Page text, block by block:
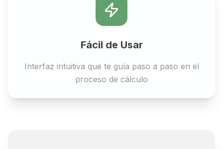
Fácil de Usar
Interfaz intuitiva que te guía paso a paso en el
proceso de cálculo